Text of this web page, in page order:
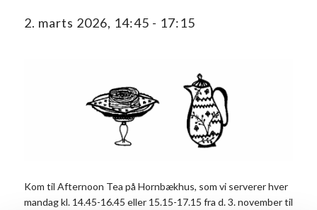
2. marts 2026, 14:45 - 17:15
Kom til Afternoon Tea på Hornbækhus, som vi serverer hver
mandag kl. 14.45-16.45 eller 15.15-17.15 fra d. 3. november til